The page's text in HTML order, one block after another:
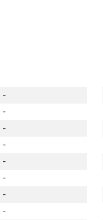
-
-
-
-
-
-
-
-